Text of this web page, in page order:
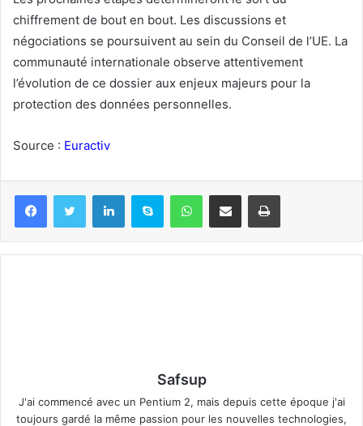
chiffrement de bout en bout. Les discussions et
négociations se poursuivent au sein du Conseil de l’UE. La
communauté internationale observe attentivement
l’évolution de ce dossier aux enjeux majeurs pour la
protection des données personnelles.
Source : Euractiv
LinkedinSkype WhatsAppPartager par email Imprimer
Safsup
J'ai commencé avec un Pentium 2, mais depuis cette époque j'ai
toujours gardé la même passion pour les nouvelles technologies,